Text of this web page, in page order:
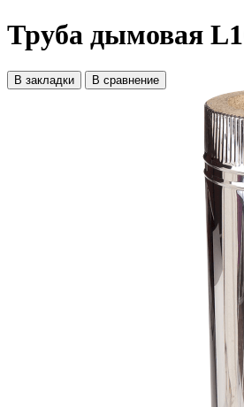
Труба дымовая
В закладки В сравнение